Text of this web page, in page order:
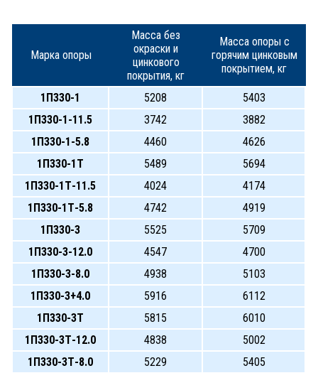
Марка опоры
Масса без
окраски и
цинкового
покрытия, кг
Масса опоры с
горячим цинковым
покрытием, кг
1П330-1 5208
5403
1П330-1-11.5
3742
3882
1П330-1-5.8
4460
4626
1П330-1Т
5489
5694
1П330-1Т-11.5
4024
4174
1П330-1Т-5.8
4742
4919
1П330-3
5525
5709
1П330-3-12.0
4547
4700
1П330-3-8.0
4938
5103
1П330-3+4.0
5916
6112
1П330-3Т
5815
6010
1П330-3Т-12.0
4838
5002
1П330-3Т-8.0
5229
5405